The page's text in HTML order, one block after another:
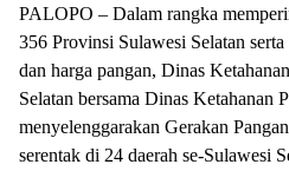
PALOPO – Dalam rangka
356 Provinsi Sulawesi Selatan
dan harga pangan, Dinas
Selatan bersama Dinas Ketahanan
menyelenggarakan Gerakan
serentak di 24 daerah se-Sulawesi